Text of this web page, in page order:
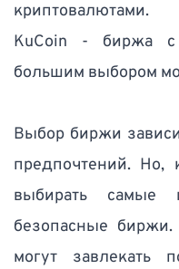
криптовалютами.
KuCoin - биржа
большим выбором
Выбор биржи
предпочтений. Но,
выбирать самые
безопасные
могут завлекать